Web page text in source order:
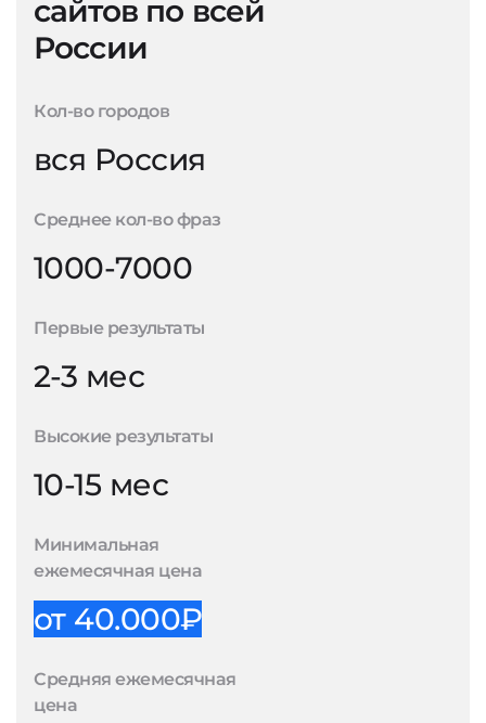
сайтов по всей
России
Кол-во городов
вся Россия
Среднее кол-во фраз
1000-7000
Первые результаты
2-3 мес
Высокие результаты
10-15 мес
Минимальная
ежемесячная цена
от 40.000₽
Средняя ежемесячная
цена